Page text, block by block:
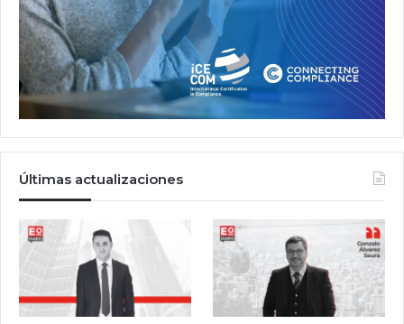
Últimas actualizaciones